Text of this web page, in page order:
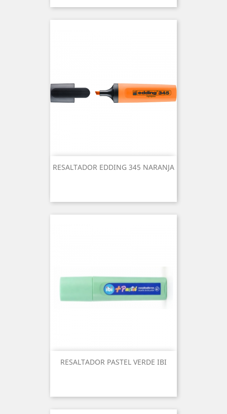
RESALTADOR EDDING 345 NARANJA
RESALTADOR PASTEL VERDE IBI